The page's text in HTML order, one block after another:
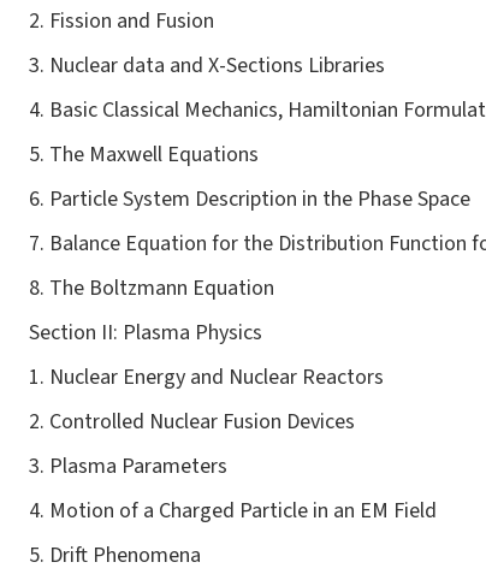
2. Fission and Fusion
3. Nuclear data and X-Sections Libraries
4. Basic Classical Mechanics, Hamiltonian
5. The Maxwell Equations
6. Particle System Description in the Phase Space
7. Balance Equation for the Distribution Function
8. The Boltzmann Equation
Section II: Plasma Physics
1. Nuclear Energy and Nuclear Reactors
2. Controlled Nuclear Fusion Devices
3. Plasma Parameters
4. Motion of a Charged Particle in an EM Field
5. Drift Phenomena